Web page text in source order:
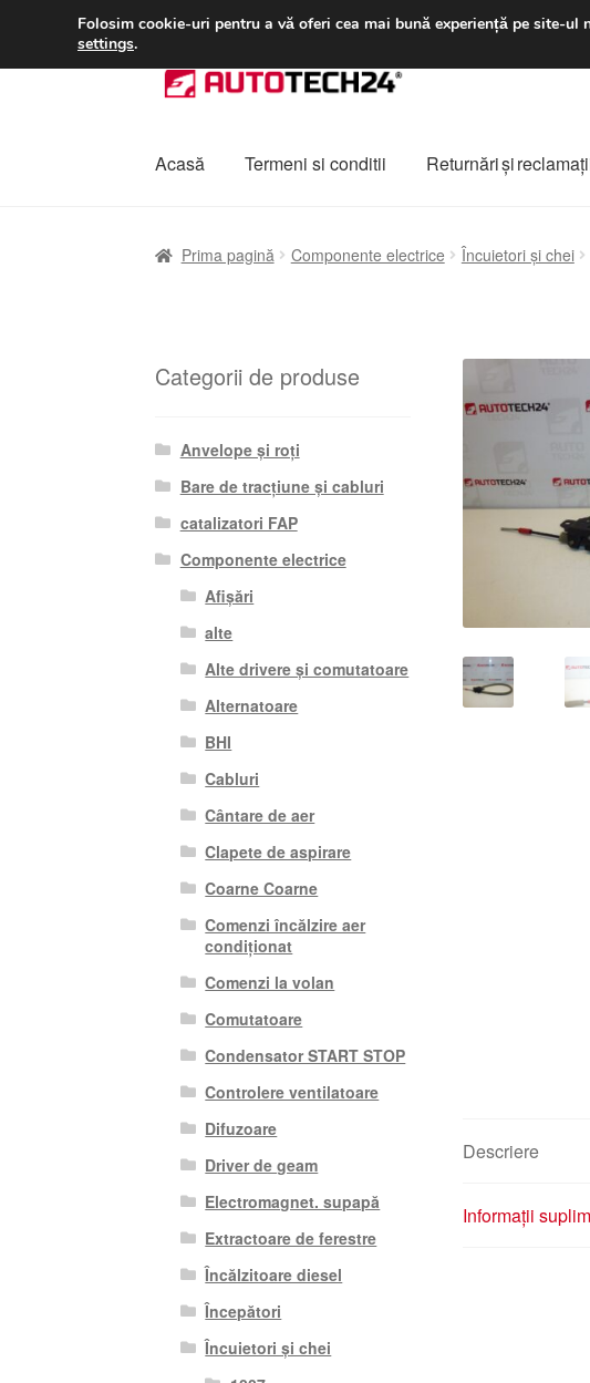
LIVRARE de la 33 lei
Sari
la
Sari
la
Acasă Termeni si conditii Returnări şi
Prima pagină Componente electrice Încuietori și chei
Descriere
Informații
Categorii de produse
Anvelope și roți
Bare de tracțiune și cabluri
catalizatori FAP
Componente electrice
Afișări
alte
Alte drivere și comutatoare
Alternatoare
BHI
Cabluri
Cântare de aer
Clapete de aspirare
Coarne Coarne
Comenzi încălzire aer
condiționat
Comenzi la volan
Comutatoare
Condensator START STOP
Controlere ventilatoare
Difuzoare
Driver de geam
Electromagnet. supapă
Extractoare de ferestre
Încălzitoare diesel
Începători
Încuietori și chei
Folosim cookie-uri pentru a vă oferi cea mai bună experiență pe site-ul
settings.